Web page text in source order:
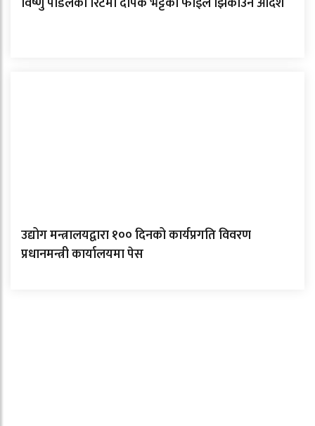
उद्योग मन्त्रालयद्वारा १०० दिनको कार्यप्रगति विवरण
प्रधानमन्त्री कार्यालयमा पेस